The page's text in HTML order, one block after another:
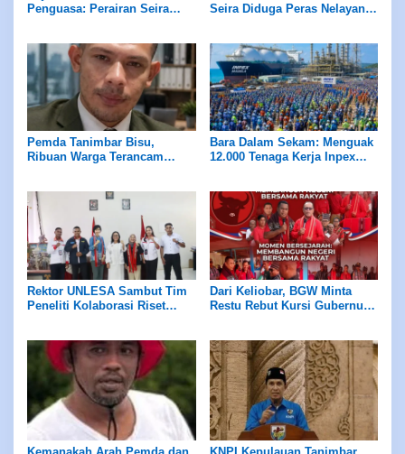
Penguasa: Perairan Seira
Seira Diduga Peras Nelayan
Pemda Tanimbar Bisu,
Ribuan Warga Terancam
Bara Dalam Sekam: Menguak
12.000 Tenaga Kerja Inpex
Rektor UNLESA Sambut Tim
Peneliti Kolaborasi Riset
Merdeka Malang
Dari Keliobar, BGW Minta
Restu Rebut Kursi Gubernur